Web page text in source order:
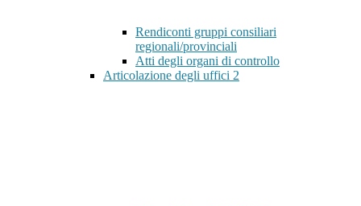
Rendiconti gruppi consiliari
regionali/provinciali
Atti degli organi di controllo
Articolazione degli uffici 2